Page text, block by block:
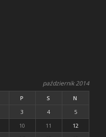
październik 2014
P S
N
3 4
5
10 11
12